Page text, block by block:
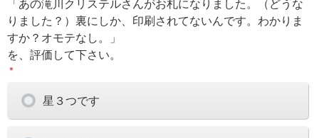
「あの滝川クリステルさんがお札になりました。（どうな
りました？）裏にしか、印刷されてないんです。わかりま
すか？オモテなし。」
を、評価して下さい。
＊
星３つです